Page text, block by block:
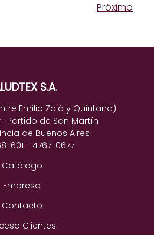
Próximo
S.A.
Emilio Zolá y Quintana)
Partido de San Martín
de Buenos Aires
6011 · 4767-0677
Catálogo
Empresa
Contacto
Clientes